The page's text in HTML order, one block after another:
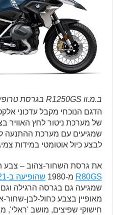
ב.מ.וו R1250GS בגרסת טרופי 2023
הדגם הנוכחי מקבל עדכוני
שמגיעים עם מערכת ההתנעה
לבצע כיול אוטומטי במידות
את גרסת השחור-צהוב –
R80GS מ-1980 שהופיעה ב-2021
שמגיעה גם בגרסה הרגילה
מאופיין בצבע כחול-לבן-
חישוקי שפיצים, מושב 'ראלי',